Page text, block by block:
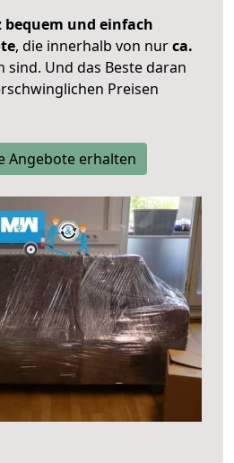
bequem und einfach
, die innerhalb von nurca.
sind. Und das Beste daran
Preisen
Angebote erhalten